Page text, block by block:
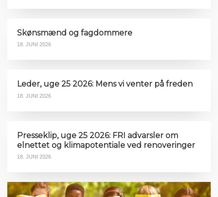
Skønsmænd og fagdommere
18. JUNI 2026
Leder, uge 25 2026: Mens vi venter på freden
18. JUNI 2026
Presseklip, uge 25 2026: FRI advarsler om
elnettet og klimapotentiale ved renoveringer
18. JUNI 2026